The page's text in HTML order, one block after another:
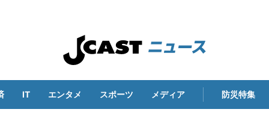
IT エンタメ スポーツ メディア 防災特集